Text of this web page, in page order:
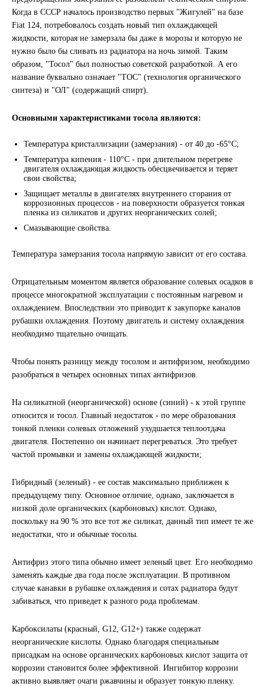
Другие бренды подшипников
Автожидкости
Охлаждающие жидкости
Автосмазки
CHEVRON
OIL RIGHT
АГРИНОЛ
ГАЗПРОМ
РОСНЕФТЬ
ЗИЛ
ВАЗ
МАЗ
ГАЗ
ПАЗ, КАВЗ
ЛИАЗ
МТЗ
Когда в СССР началось производство первых "Жигулей" на базе
Fiat 124, потребовалось создать новый тип охлаждающей
жидкости, которая не замерзала бы даже в морозы и которую не
нужно было бы сливать из радиатора на ночь зимой. Таким
образом, "Тосол" был полностью советской разработкой. А его
название буквально означает "ТОС" (технология органического
синтеза) и "ОЛ" (содержащий спирт).
Основными характеристиками тосола являются:
Температура кристаллизации (замерзания) - от 40 до -65°C;
Температура кипения - 110°C - при длительном перегреве
двигателя охлаждающая жидкость обесцвечивается и теряет
свои свойства;
Защищает металлы в двигателях внутреннего сгорания от
коррозионных процессов - на поверхности образуется тонкая
пленка из силикатов и других неорганических солей;
Смазывающие свойства.
Температура замерзания тосола напрямую зависит от его состава.
Отрицательным моментом является образование солевых осадков в
процессе многократной эксплуатации с постоянным нагревом и
охлаждением. Впоследствии это приводит к закупорке каналов
рубашки охлаждения. Поэтому двигатель и систему охлаждения
необходимо тщательно очищать.
Чтобы понять разницу между тосолом и антифризом, необходимо
разобраться в четырех основных типах антифризов.
На силикатной (неорганической) основе (синий) - к этой группе
относится и тосол. Главный недостаток - по мере образования
тонкой пленки солевых отложений ухудшается теплоотдача
двигателя. Постепенно он начинает перегреваться. Это требует
частой промывки и замены охлаждающей жидкости;
Гибридный (зеленый) - ее состав максимально приближен к
предыдущему типу. Основное отличие, однако, заключается в
низкой доле органических (карбоновых) кислот. Однако,
поскольку на 90 % это все тот же силикат, данный тип имеет те же
недостатки, что и обычные тосолы.
Антифриз этого типа обычно имеет зеленый цвет. Его необходимо
заменять каждые два года после эксплуатации. В противном
случае канавки в рубашке охлаждения и сотах радиатора будут
забиваться, что приведет к разного рода проблемам.
Карбоксилаты (красный, G12, G12+) также содержат
неорганические кислоты. Однако благодаря специальным
присадкам на основе органических карбоновых кислот защита от
коррозии становится более эффективной. Ингибитор коррозии
активно выявляет очаги ржавчины и образует тонкую пленку.